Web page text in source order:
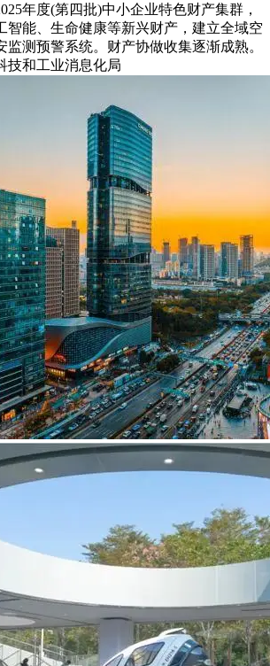
年度(第四批)中小企业特色财产集群，
智能、生命健康等新兴财产，建立全域空
监测预警系统。财产协做收集逐渐成熟。
技和工业消息化局